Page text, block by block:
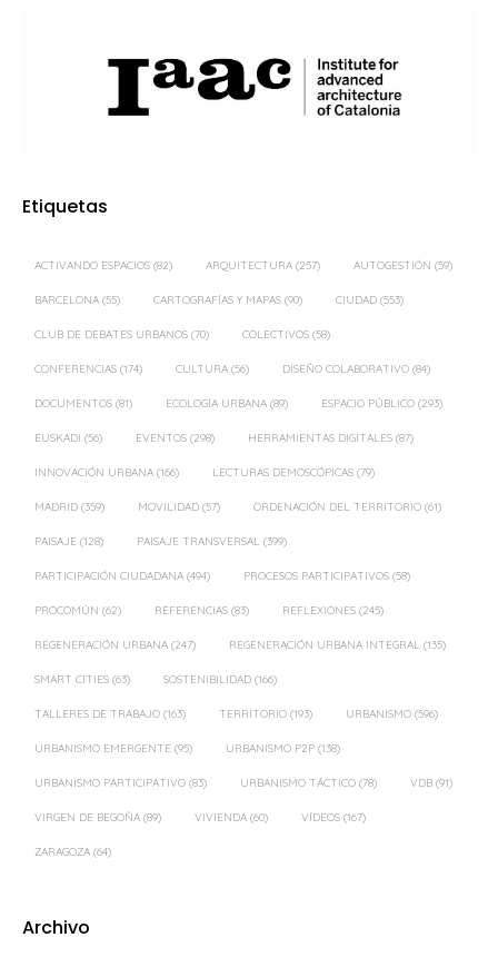
Etiquetas
ACTIVANDO ESPACIOS (82) ARQUITECTURA (257) AUTOGESTIÓN (59)
BARCELONA (55) CARTOGRAFÍAS Y MAPAS (90) CIUDAD (553)
CLUB DE DEBATES URBANOS (70) COLECTIVOS (58)
CONFERENCIAS (174) CULTURA (56) DISEÑO COLABORATIVO (84)
DOCUMENTOS (81) ECOLOGÍA URBANA (89) ESPACIO PÚBLICO (293)
EUSKADI (56) EVENTOS (298) HERRAMIENTAS DIGITALES (87)
INNOVACIÓN URBANA (166) LECTURAS DEMOSCÓPICAS (79)
MADRID (359) MOVILIDAD (57) ORDENACIÓN DEL TERRITORIO (61)
PAISAJE (128) PAISAJE TRANSVERSAL (399)
PARTICIPACIÓN CIUDADANA (494) PROCESOS PARTICIPATIVOS (58)
PROCOMÚN (62) REFERENCIAS (83) REFLEXIONES (245)
REGENERACIÓN URBANA (247) REGENERACIÓN URBANA INTEGRAL (135)
SMART CITIES (63) SOSTENIBILIDAD (166)
TALLERES DE TRABAJO (163) TERRITORIO (193) URBANISMO (596)
URBANISMO EMERGENTE (95) URBANISMO P2P (138)
URBANISMO PARTICIPATIVO (83) URBANISMO TÁCTICO (78) VDB (91)
VIRGEN DE BEGOÑA (89) VIVIENDA (60) VÍDEOS (167)
ZARAGOZA (64)
Archivo